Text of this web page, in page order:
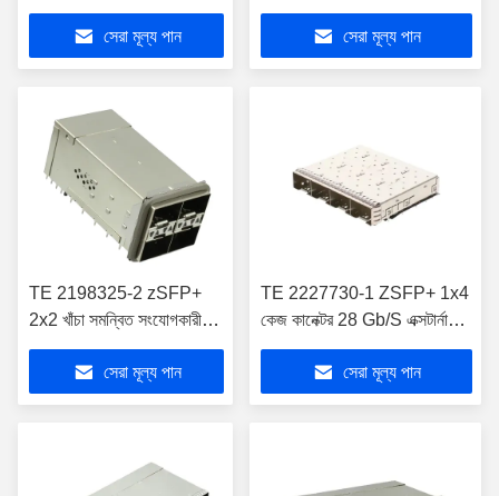
এসএফপি + কেজ
সেরা মূল্য পান
2227730-1
সেরা মূল্য পান
TE 2198325-2 zSFP+
2x2 খাঁচা সমন্বিত সংযোগকারী
32 Gb/s অন্তর্ভুক্ত লাইটপাইপ
সেরা মূল্য পান
TE 2227730-1 ZSFP+ 1x4
কেজ কানেক্টর 28 Gb/S এক্সটার্নাল
স্প্রিংস EMI উন্নত
সেরা মূল্য পান